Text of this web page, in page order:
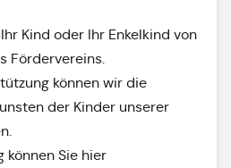
Kind oder Ihr Enkelkind von
Fördervereins.
können wir die
der Kinder unserer
können Sie hier